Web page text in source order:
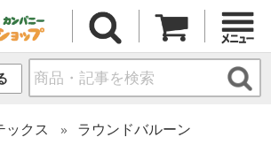
ックス
ラウンドバルーン